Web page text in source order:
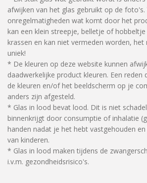
afwijken van het glas gebruikt op de foto's.
onregelmatigheden wat komt door het
kan een klein streepje, belletje of
krassen en kan niet vermeden worden,
uniek!
* De kleuren op deze website kunnen
daadwerkelijke product kleuren. Een reden
de kleuren en/of het beeldscherm op je
anders zijn afgesteld.
* Glas in lood bevat lood. Dit is niet
binnenkrijgt door consumptie of inhalatie
handen nadat je het hebt vastgehouden
van kinderen.
* Glas in lood maken tijdens de
i.v.m. gezondheidsrisico's.